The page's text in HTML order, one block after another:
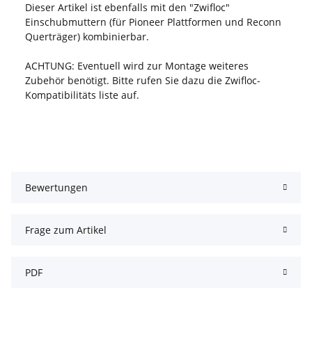
Dieser Artikel ist ebenfalls mit den "Zwifloc"
Einschubmuttern (für Pioneer Plattformen und Reconn
Querträger) kombinierbar.
ACHTUNG: Eventuell wird zur Montage weiteres
Zubehör benötigt. Bitte rufen Sie dazu die Zwifloc-
Kompatibilitäts liste auf.
Bewertungen
Frage zum Artikel
PDF